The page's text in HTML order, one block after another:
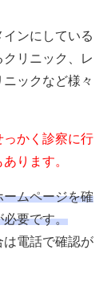
ンにしている
リニック、レ
ックなど様々
っかく診察に行
ります。
ームページを確
必要です。
は電話で確認が